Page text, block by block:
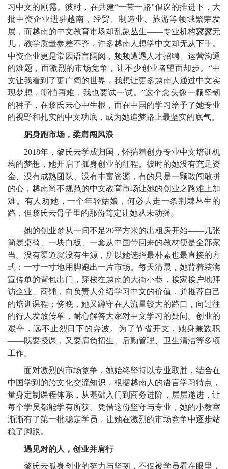
习中文的刚需。彼时，在共建“一带一路”倡议的推进下，大
批中资企业进驻越南，经贸、制造业、旅游等领域繁荣发
展，而越南的中文教育市场却乱象丛生——专业机构寥寥无
几，教学质量参差不齐，许多越南人想学中文却无从下手。
中资企业更是常因语言隔阂，频频遭遇人才招聘、运营沟通
的难题，而激烈的市场竞争，让不少创业者望而却步。“中
文让我看到了更广阔的世界，我想让更多越南人通过中文实
现梦想，哪怕再难，我也要试一试。”这个念头像一颗坚韧
的种子，在黎氏云心中生根，而在中国的学习给予了她专业
的视野和扎实的中文功底，成为她追梦路上最坚实的底气。
躬身跑市场，柔肩闯风浪
2018年，黎氏云学成归国，怀揣着创办专业中文培训机
构的梦想，她开启了孤身创业的征程。彼时的她没有充足资
金、没有成熟团队、没有丰富资源，有的只是一颗敢闯敢拼
的心，越南尚不规范的中文教育市场让她的创业之路难上加
难。有人劝她，一个年轻姑娘，何必去走一条荆棘丛生的
路，但黎氏云骨子里的那份笃定让她从未动摇。
她的创业梦从一间不足20平方米的出租房开始——几张
简易桌椅、一块白板、一套从中国带回来的教材便是全部家
当。没有渠道就没有生源，所以她选择最朴素也最直接的方
式：一寸一寸地用脚跑出一片市场。每天清晨，她背着装满
宣传单的背包出门，穿梭在越南的大街小巷，挨家挨户地拜
访企业、商铺，向负责人介绍学习中文的价值，并推荐自己
的培训课程；傍晚，她又蹲守在人流量较大的路口，向过往
的行人发放传单，耐心解答大家对中文学习的疑问。创业的
艰辛，远不止烈日下的奔波。为了节省开支，她身兼数职
——既要授课，又要肩负招生、后勤管理、卫生清洁等多项
工作。
面对激烈的市场竞争，她始终坚持以专业取胜，结合在
中国学到的跨文化交流知识，根据越南人的语言学习特点，
量身定制课程体系，从基础入门到商务进阶，层层递进，让
每个学员都能学有所获。凭借这份坚守与专业，她的小教室
渐渐有了第一批稳定学员，让她在激烈的市场竞争中逐步站
稳了脚跟。
遇见对的人，创业并肩行
黎氏云孤身创业的努力与坚韧，不仅被学员看在眼里，